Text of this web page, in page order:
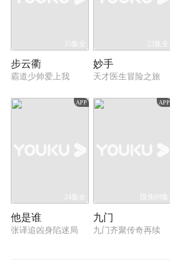
35集全
步云衢
霸道少帅爱上我
23集全
妙手
天才医生冒险之旅
APP
24集全
他是谁
张译追凶身陷迷局
APP
限免09集
九门
九门齐聚传奇再续